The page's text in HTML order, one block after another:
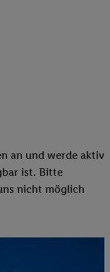
an und werde aktiv
ist. Bitte
nicht möglich